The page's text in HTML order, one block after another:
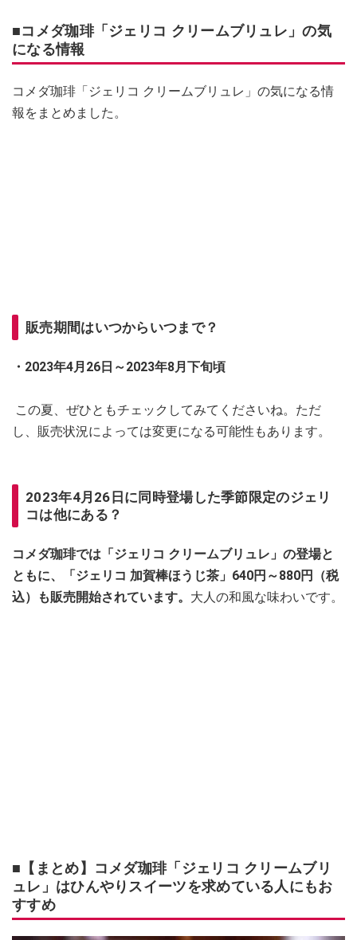
■コメダ珈琲「ジェリコ クリームブリュレ」の気
になる情報
コメダ珈琲「ジェリコ クリームブリュレ」の気になる情
報をまとめました。
販売期間はいつからいつまで？
・2023年4月26日～2023年8月下旬頃
この夏、ぜひともチェックしてみてくださいね。ただ
し、販売状況によっては変更になる可能性もあります。
2023年4月26日に同時登場した季節限定のジェリ
コは他にある？
コメダ珈琲では「ジェリコ クリームブリュレ」の登場と
ともに、「ジェリコ 加賀棒ほうじ茶」640円～880円（税
込）も販売開始されています。 大人の和風な味わいです。
■【まとめ】コメダ珈琲「ジェリコ クリームブリ
ュレ」はひんやりスイーツを求めている人にもお
すすめ